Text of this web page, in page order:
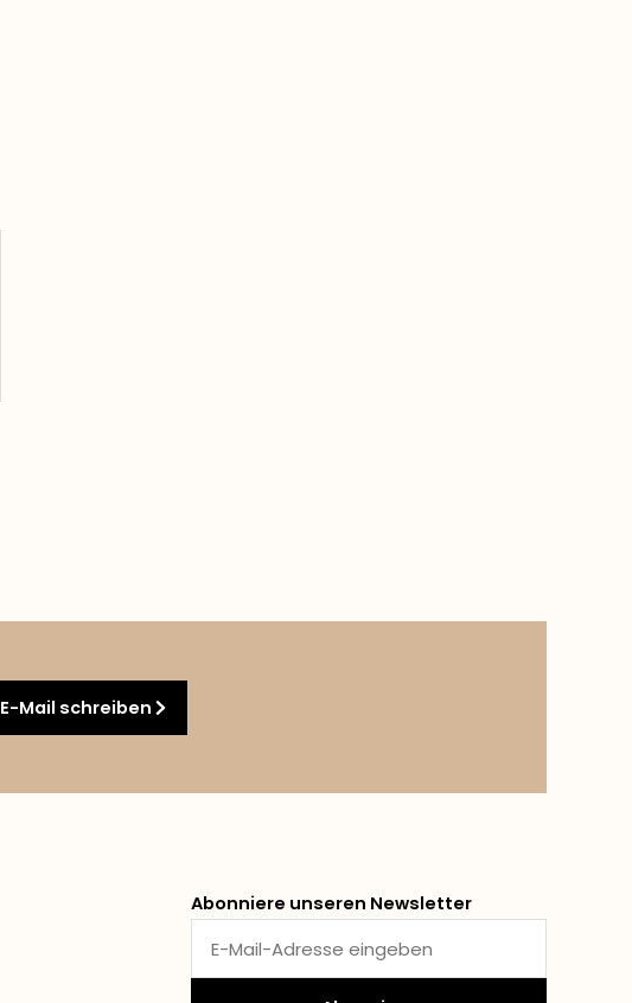
E-Mail schreiben
Abonniere unseren Newsletter